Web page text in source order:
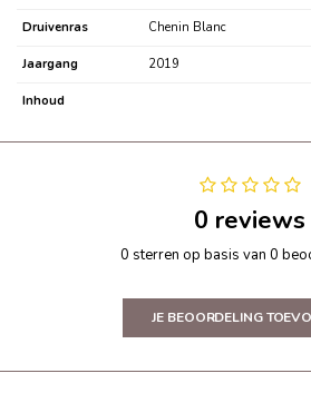
Druivenras Chenin Blanc
Jaargang 2019
Inhoud
0 reviews
0 sterren op basis van 0
JE BEOORDELING